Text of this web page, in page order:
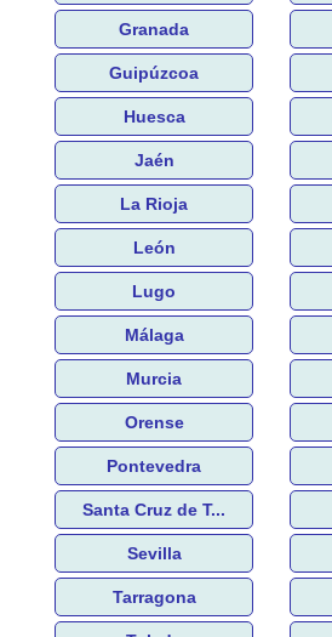
Granada
Guipúzcoa
Huesca
Jaén
La Rioja
León
Lugo
Málaga
Murcia
Orense
Pontevedra
Santa Cruz de T...
Sevilla
Tarragona